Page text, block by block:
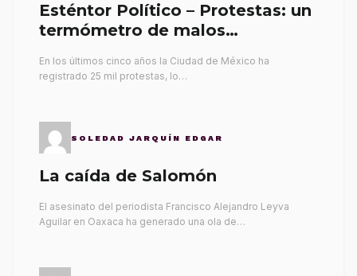
Esténtor Político – Protestas: un
termómetro de malos
En los últimos cinco años la Ciudad de México ha
registrado 25 mil protestas, lo…
SOLEDAD JARQUÍN EDGAR
La caída de Salomón
El asesinato del periodista Francisco Alejandro Leyva
Aguilar en Oaxaca ha generado una ola de…